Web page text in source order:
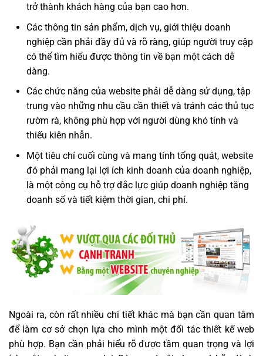
trở thành khách hàng của bạn cao hơn.
Các thông tin sản phẩm, dịch vụ, giới thiệu doanh
nghiệp cần phải đầy đủ và rõ ràng, giúp người truy cập
có thể tìm hiểu được thông tin về bạn một cách dễ
dàng.
Các chức năng của website phải dễ dàng sử dụng, tập
trung vào những nhu cầu cần thiết và tránh các thủ tục
rườm rà, không phù hợp với người dùng khó tính và
thiếu kiên nhẫn.
Một tiêu chí cuối cùng và mang tính tổng quát, website
đó phải mang lại lợi ích kinh doanh của doanh nghiệp,
là một công cụ hỗ trợ đắc lực giúp doanh nghiệp tăng
doanh số và tiết kiệm thời gian, chi phí.
Ngoài ra, còn rất nhiều chi tiết khác mà bạn cần quan tâm
để làm cơ sở chọn lựa cho mình một đối tác thiết kế web
phù hợp. Bạn cần phải hiểu rõ được tầm quan trọng và lợi